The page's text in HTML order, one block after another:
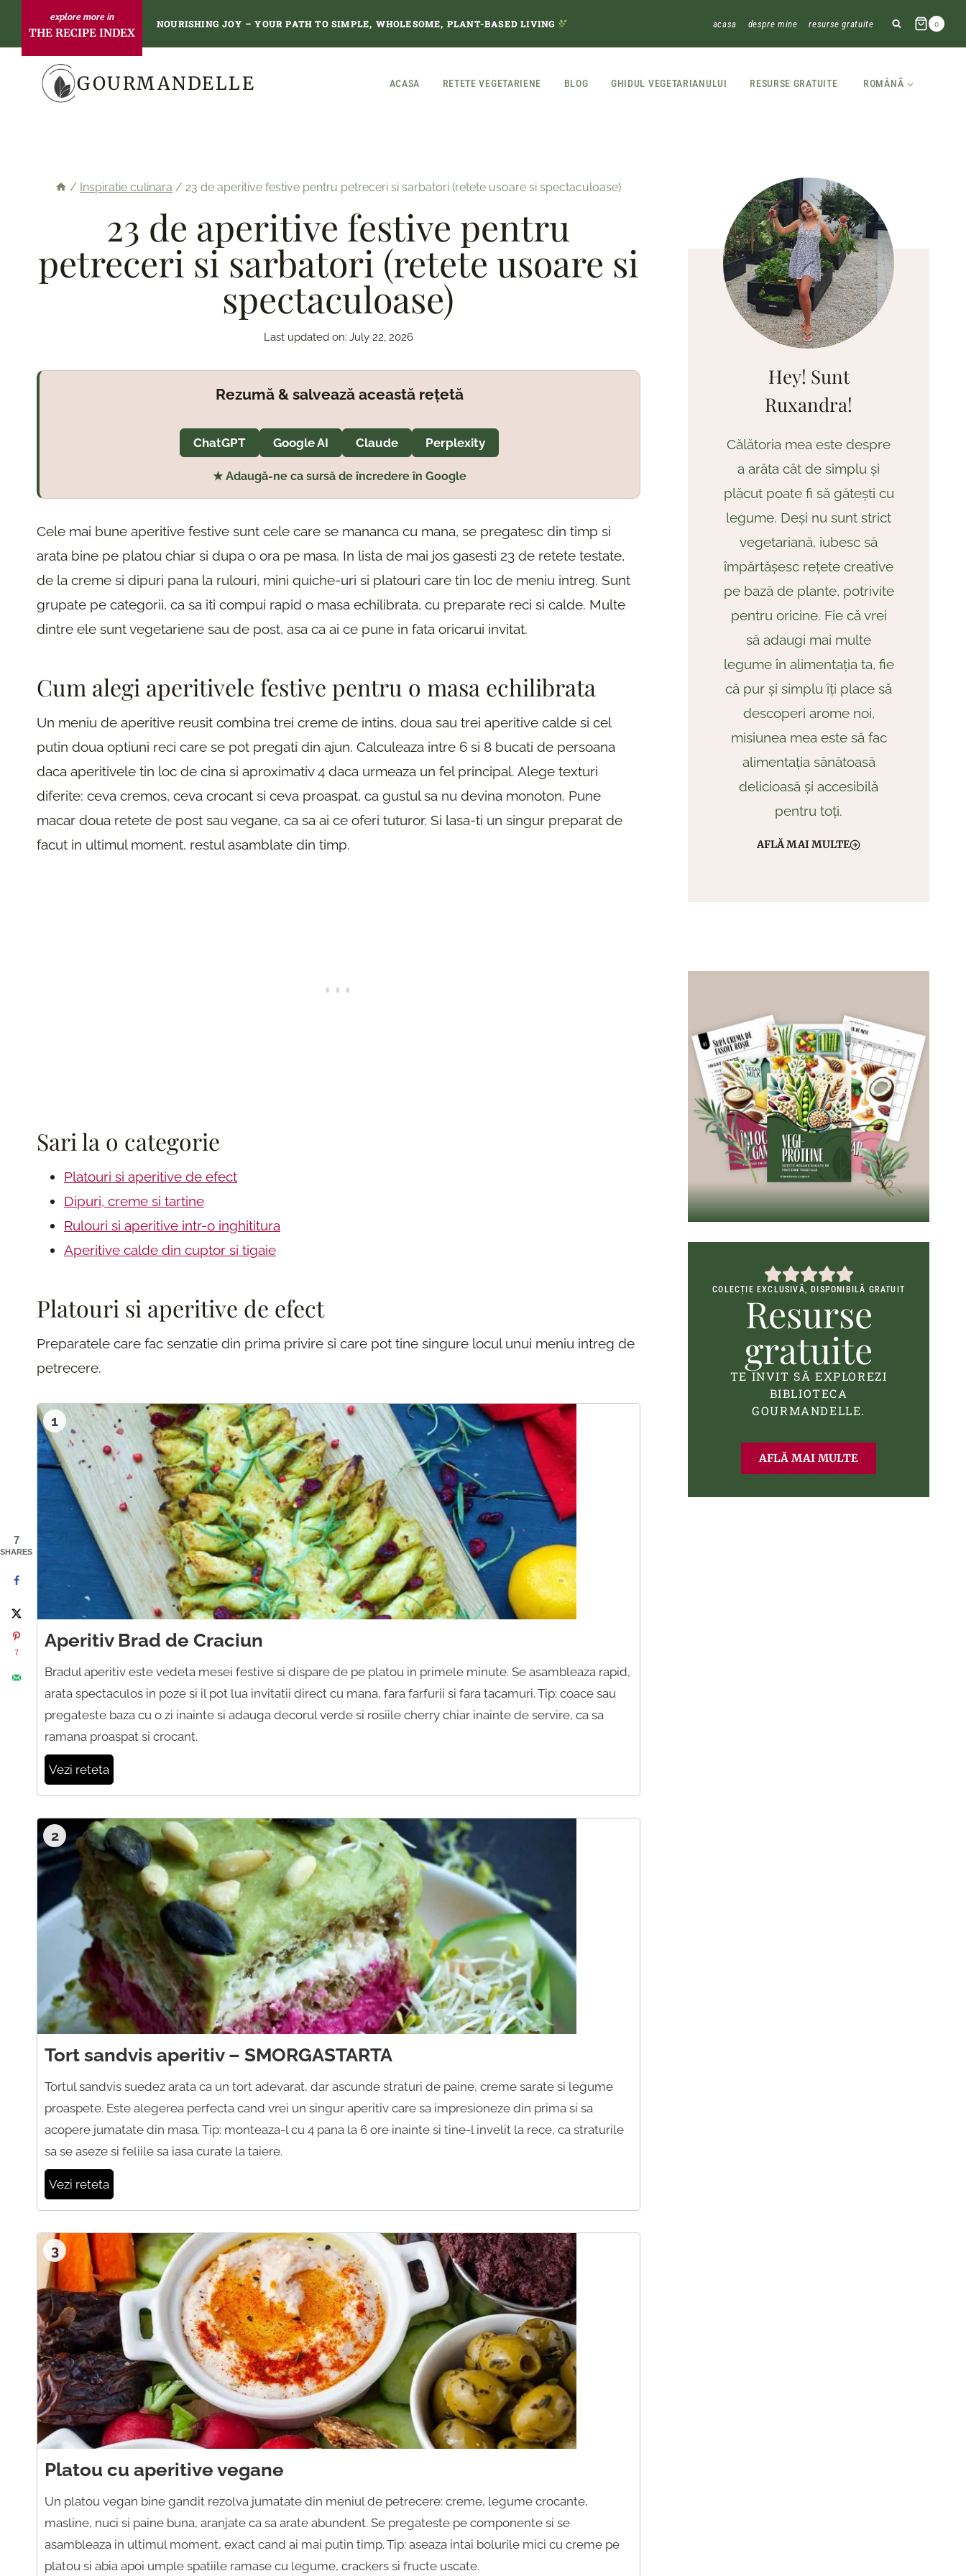
content
THE RECIPE INDEX
NOURISHING JOY – YOUR PATH TO SIMPLE, WHOLESOME, PLANT-BASED LIVING acasa despre mine resurse gratuite 0
GOURMANDELLE ACASA RETETE VEGETARIENE BLOG GHIDUL VEGETARIANULUI RESURSE GRATUITE ROMÂNĂ
/ Inspiratie culinara / 23 de aperitive festive pentru petreceri si sarbatori (retete usoare si spectaculoase)
23 de aperitive festive pentru
petreceri si sarbatori (retete usoare si
spectaculoase)
Last updated on: July 22, 2026
Rezumă & salvează această rețetă
ChatGPT Google AI Claude Perplexity
★ Adaugă-ne ca sursă de încredere în Google
Cele mai bune aperitive festive sunt cele care se mananca cu mana, se pregatesc din timp si
arata bine pe platou chiar si dupa o ora pe masa. In lista de mai jos gasesti 23 de retete testate,
de la creme si dipuri pana la rulouri, mini quiche-uri si platouri care tin loc de meniu intreg. Sunt
grupate pe categorii, ca sa iti compui rapid o masa echilibrata, cu preparate reci si calde. Multe
dintre ele sunt vegetariene sau de post, asa ca ai ce pune in fata oricarui invitat.
Cum alegi aperitivele festive pentru o masa echilibrata
Un meniu de aperitive reusit combina trei creme de intins, doua sau trei aperitive calde si cel
putin doua optiuni reci care se pot pregati din ajun. Calculeaza intre 6 si 8 bucati de persoana
daca aperitivele tin loc de cina si aproximativ 4 daca urmeaza un fel principal. Alege texturi
diferite: ceva cremos, ceva crocant si ceva proaspat, ca gustul sa nu devina monoton. Pune
macar doua retete de post sau vegane, ca sa ai ce oferi tuturor. Si lasa-ti un singur preparat de
facut in ultimul moment, restul asamblate din timp.
Sari la o categorie
Platouri si aperitive de efect
Dipuri, creme si tartine
Rulouri si aperitive intr-o inghititura
Aperitive calde din cuptor si tigaie
Platouri si aperitive de efect
Preparatele care fac senzatie din prima privire si care pot tine singure locul unui meniu intreg de
petrecere.
1
Aperitiv Brad de Craciun
Bradul aperitiv este vedeta mesei festive si dispare de pe platou in primele minute. Se asambleaza rapid,
arata spectaculos in poze si il pot lua invitatii direct cu mana, fara farfurii si fara tacamuri. Tip: coace sau
pregateste baza cu o zi inainte si adauga decorul verde si rosiile cherry chiar inainte de servire, ca sa
ramana proaspat si crocant.
Vezi reteta
2
Tort sandvis aperitiv – SMORGASTARTA
Tortul sandvis suedez arata ca un tort adevarat, dar ascunde straturi de paine, creme sarate si legume
proaspete. Este alegerea perfecta cand vrei un singur aperitiv care sa impresioneze din prima si sa
acopere jumatate din masa. Tip: monteaza-l cu 4 pana la 6 ore inainte si tine-l invelit la rece, ca straturile
sa se aseze si feliile sa iasa curate la taiere.
Vezi reteta
3
Platou cu aperitive vegane
Un platou vegan bine gandit rezolva jumatate din meniul de petrecere: creme, legume crocante,
masline, nuci si paine buna, aranjate ca sa arate abundent. Se pregateste pe componente si se
asambleaza in ultimul moment, exact cand ai mai putin timp. Tip: aseaza intai bolurile mici cu creme pe
platou si abia apoi umple spatiile ramase cu legume, crackers si fructe uscate.
Hey! Sunt
Ruxandra!
Călătoria mea este despre
a arăta cât de simplu și
plăcut poate fi să gătești cu
legume. Deși nu sunt strict
vegetariană, iubesc să
împărtășesc rețete creative
pe bază de plante, potrivite
pentru oricine. Fie că vrei
să adaugi mai multe
legume în alimentația ta, fie
că pur și simplu îți place să
descoperi arome noi,
misiunea mea este să fac
alimentația sănătoasă
delicioasă și accesibilă
pentru toți.
AFLĂ MAI MULTE
COLECȚIE EXCLUSIVĂ, DISPONIBILĂ GRATUIT
Resurse
gratuite
TE INVIT SĂ EXPLOREZI
BIBLIOTECA
GOURMANDELLE.
AFLĂ MAI MULTE
7
SHARES
7